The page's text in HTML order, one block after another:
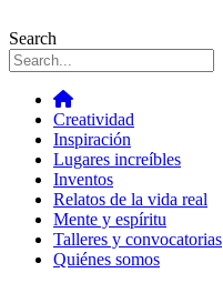
Search
Creatividad
Inspiración
Lugares increíbles
Inventos
Relatos de la vida real
Mente y espíritu
Talleres y convocatorias
Quiénes somos